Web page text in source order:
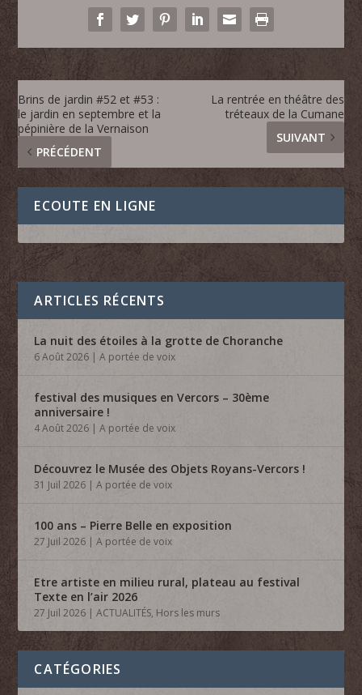
Brins de jardin #52 et #53 :
le jardin en septembre et la
pépinière de la Vernaison
PRÉCÉDENT
La rentrée en théâtre des
tréteaux de la Cumane
SUIVANT
ECOUTE EN LIGNE
ARTICLES RÉCENTS
La nuit des étoiles à la grotte de Choranche
6 Août 2026 |A portée de voix
festival des musiques en Vercors – 30ème
anniversaire !
4 Août 2026 |A portée de voix
Découvrez le Musée des Objets Royans-Vercors !
31 Juil 2026 |A portée de voix
100 ans – Pierre Belle en exposition
27 Juil 2026 |A portée de voix
Etre artiste en milieu rural, plateau au festival
Texte en l’air 2026
27 Juil 2026 |ACTUALITÉS, Hors les murs
CATÉGORIES